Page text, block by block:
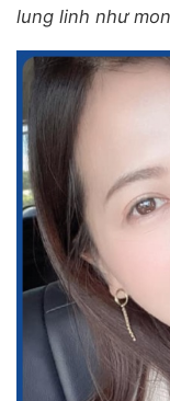
lung linh như